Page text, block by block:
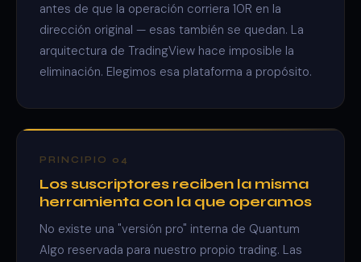
antes de que la operación corriera 10R en la
dirección original — esas también se quedan. La
arquitectura de TradingView hace imposible la
eliminación. Elegimos esa plataforma a propósito.
PRINCIPIO 04
Los suscriptores reciben la misma
herramienta con la que operamos
No existe una "versión pro" interna de Quantum
Algo reservada para nuestro propio trading. Las